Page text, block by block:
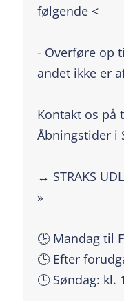
følgende <
- Overføre op
andet ikke er
Kontakt os på
Åbningstider i
↔️ STRAKS
»
🕒 Mandag til
🕒 Efter
🕒 Søndag: kl.